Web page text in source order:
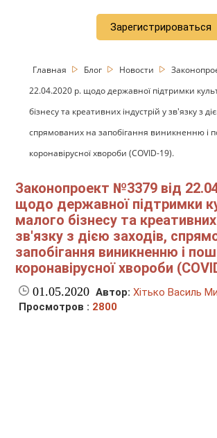
Зарегистрироваться
Главная Блог Новости
22.04.2020 р. щодо державної підтримки
бізнесу та креативних індустрій у зв'язку з
спрямованих на запобігання виникненню і
коронавірусної хвороби (COVID-19).
Законопроект №3379 від
щодо державної підтримки
малого бізнесу та креативних
зв'язку з дією заходів,
запобігання виникненню і
коронавірусної хвороби
01.05.2020 Автор: Хітько Василь
Просмотров : 2800